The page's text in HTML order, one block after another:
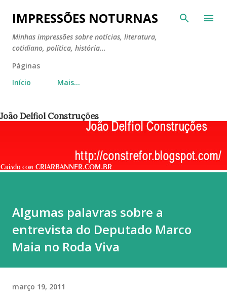
Pular para o conteúdo principal
IMPRESSÕES NOTURNAS
Minhas impressões sobre notícias, literatura,
cotidiano, política, história...
Páginas
Início
Mais…
João Delfiol Construções
Algumas palavras sobre a
entrevista do Deputado Marco
Maia no Roda Viva
março 19, 2011